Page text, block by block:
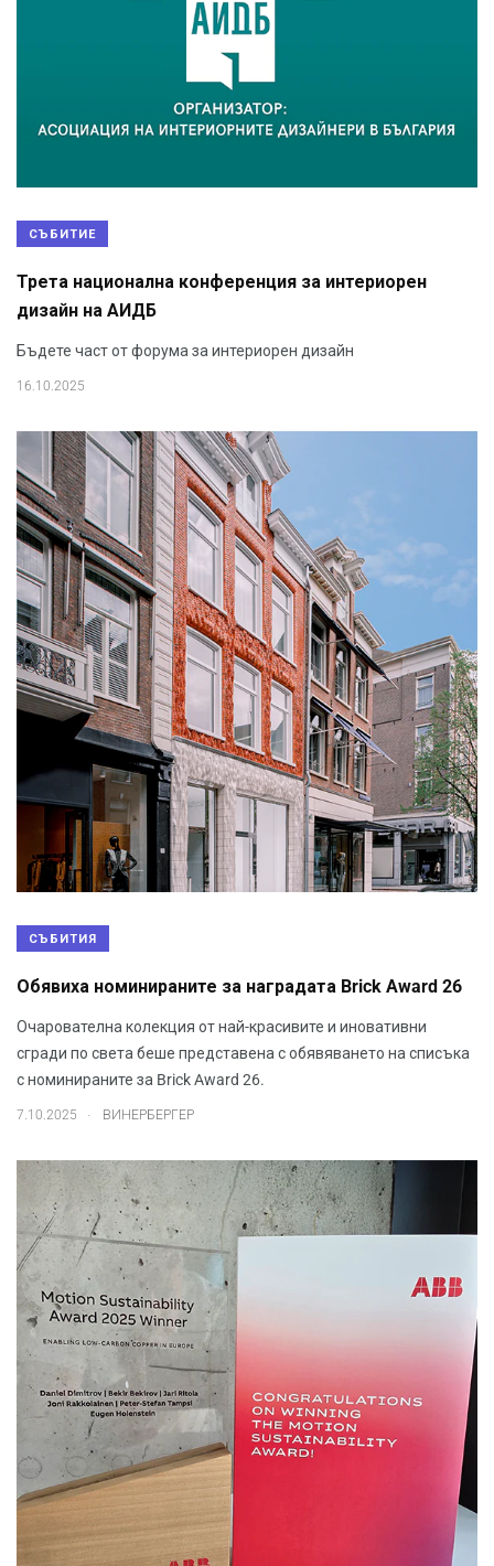
СЪБИТИЕ
Трета национална конференция за интериорен
дизайн на АИДБ
Бъдете част от форума за интериорен дизайн
16.10.2025
СЪБИТИЯ
Обявиха номинираните за наградата Brick Award 26
Очарователна колекция от най-красивите и иновативни
сгради по света беше представена с обявяването на списъка
с номинираните за Brick Award 26.
7.10.2025 . ВИНЕРБЕРГЕР